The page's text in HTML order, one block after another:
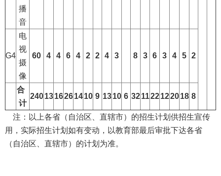
播
音
G4
电
视
摄
像
60 4 4 6 4 2 2 4 3 8 3 6 3 4 5 2
合
计
240 13 1626 14 10 9 13 10 6 32 1122 1220 18 8
注：以上各省（自治区、直辖市）的招生计划供招生宣传
用，实际招生计划如有变动，以教育部最后审批下达各省
（自治区、直辖市）的计划为准。